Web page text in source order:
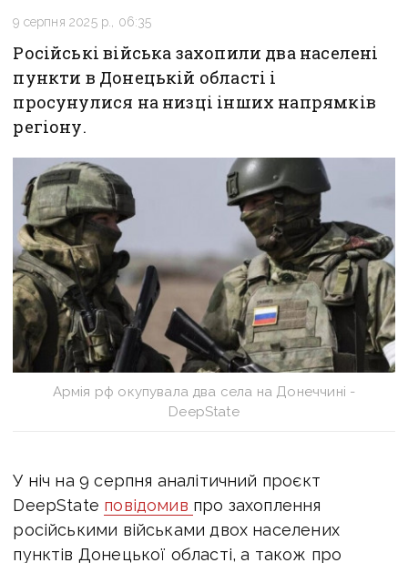
9 серпня 2025 р., 06:35
Російські війська захопили два населені
пункти в Донецькій області і
просунулися на низці інших напрямків
регіону.
Армія рф окупувала два села на Донеччині -
DeepState
У ніч на 9 серпня аналітичний проєкт
DeepState повідомив про захоплення
російськими військами двох населених
пунктів Донецької області, а також про